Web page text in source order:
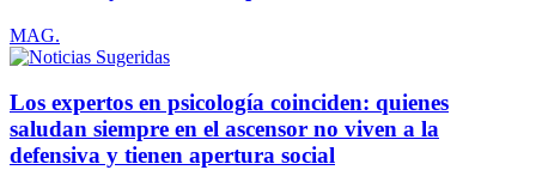
MAG.
Los expertos en psicología coinciden: quienes
saludan siempre en el ascensor no viven a la
defensiva y tienen apertura social